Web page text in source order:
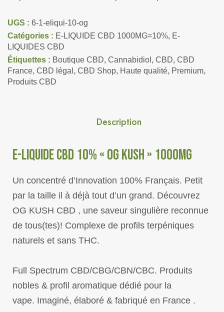
UGS : 6-1-eliqui-10-og
Catégories : E-LIQUIDE CBD 1000MG=10%, E-
LIQUIDES CBD
Étiquettes : Boutique CBD, Cannabidiol , CBD, CBD
France, CBD légal , CBD Shop, Haute qualité, Premium,
Produits CBD
Description
E-LIQUIDE CBD 10% « OG KUSH » 1000MG
Un concentré d’Innovation 100% Français. Petit
par la taille il à déjà tout d’un grand. Découvrez
OG KUSH CBD , une saveur singulière reconnue
de tous(tes)! Complexe de profils terpéniques
naturels et sans THC.
Full Spectrum CBD/CBG/CBN/CBC. Produits
nobles & profil aromatique dédié pour la
vape. Imaginé, élaboré & fabriqué en France .